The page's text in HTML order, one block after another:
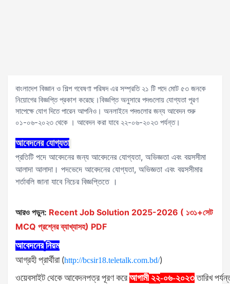
বাংলাদেশ বিজ্ঞান ও শিল্প গবেষণা পরিষদ এর সম্প্রতি ২১ টি পদে মোট ৫৩ জনকে
নিয়োগের বিজ্ঞপ্তি প্রকাশ করেছে।বিজ্ঞপ্তি অনুসারে পদগুলোয় যোগ্যতা পূরণ
সাপেক্ষে যোগ দিতে পারেন আপনিও। অনলাইনে পদগুলোর জন্য আবেদন শুরু
০১-০৬-২০২৩ থেকে । আবেদন করা যাবে ২২-০৬-২০২৩ পর্যন্ত।
আবেদনের যোগ্যতা
প্রতিটি পদে আবেদনের জন্য আবেদনের যোগ্যতা, অভিজ্ঞতা এবং বয়সসীমা
আলাদা আলাদা। পদভেদে আবেদনের যোগ্যতা, অভিজ্ঞতা এবং বয়সসীমার
শর্তাবলি জানা যাবে নিচের বিজ্ঞপ্তিতে ।
আরও পড়ুন: Recent Job Solution 2025-2026 ( ১৩১+সেট
MCQ প্রশ্নের ব্যাখ্যাসহ) PDF
আবেদনের নিয়ম
আগ্রহী প্রার্থীরা(http://bcsir18.teletalk.com.bd/)
ওয়েবসাইট থেকে আবেদনপত্র পূরণ করে আগামী ২২-০৬-২০২৩ তারিখ